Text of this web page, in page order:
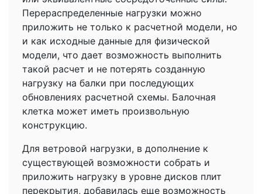
Перераспределенные нагрузки можно
приложить не только к расчетной модели, но
и как исходные данные для физической
модели, что дает возможность выполнить
такой расчет и не потерять созданную
нагрузку на балки при последующих
обновлениях расчетной схемы. Балочная
клетка может иметь произвольную
конструкцию.
Для ветровой нагрузки, в дополнение к
существующей возможности собрать и
приложить нагрузку в уровне дисков плит
перекрытия, добавилась еще возможность